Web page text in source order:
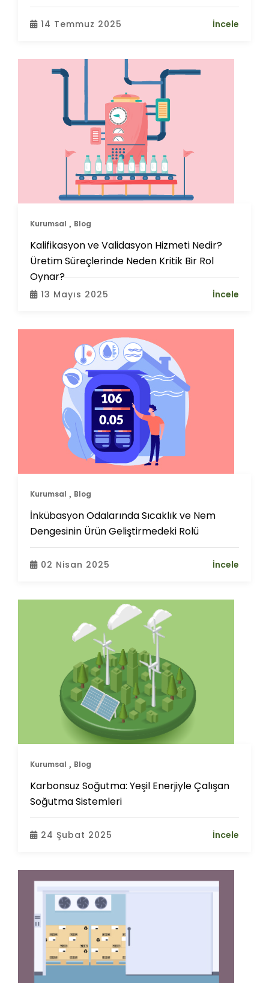
14 Temmuz 2025 İncele
Kurumsal Blog
Kalifikasyon ve Validasyon Hizmeti Nedir?
Üretim Süreçlerinde Neden Kritik Bir Rol
Oynar?
13 Mayıs 2025 İncele
Kurumsal Blog
İnkübasyon Odalarında Sıcaklık ve Nem
Dengesinin Ürün Geliştirmedeki Rolü
02 Nisan 2025 İncele
Kurumsal Blog
Karbonsuz Soğutma: Yeşil Enerjiyle Çalışan
Soğutma Sistemleri
24 Şubat 2025 İncele